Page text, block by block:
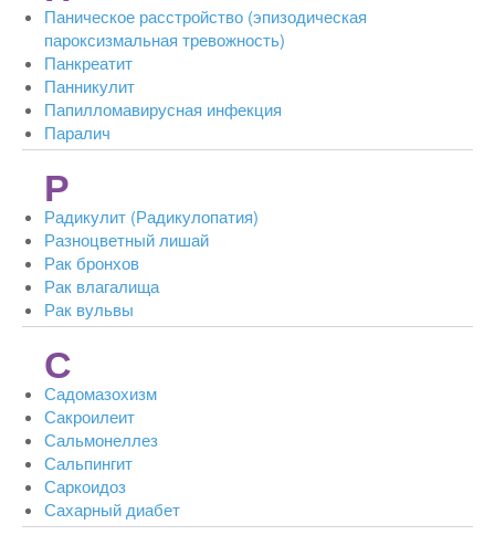
Паническое расстройство (эпизодическая
пароксизмальная тревожность)
Панкреатит
Панникулит
Папилломавирусная инфекция
Паралич
Р
Радикулит (Радикулопатия)
Разноцветный лишай
Рак бронхов
Рак влагалища
Рак вульвы
С
Садомазохизм
Сакроилеит
Сальмонеллез
Сальпингит
Саркоидоз
Сахарный диабет